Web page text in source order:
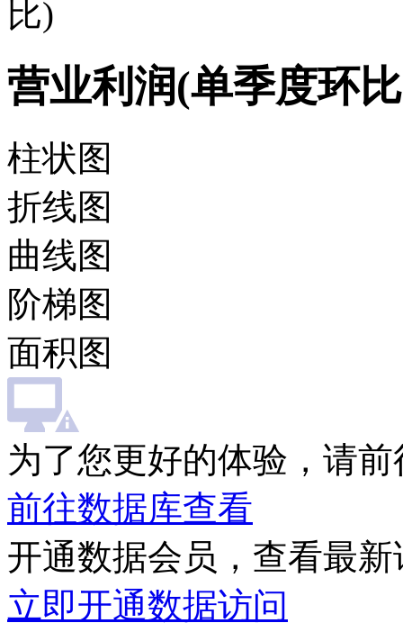
比)
营业利润(单季度环
柱状图
折线图
曲线图
阶梯图
面积图
为了您更好的体验，请
前往数据库查看
开通数据会员，查看最
立即开通数据访问